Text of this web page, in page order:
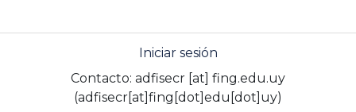
Iniciar sesión
Contacto: adfisecr [at] fing.edu.uy
(adfisecr[at]fing[dot]edu[dot]uy)